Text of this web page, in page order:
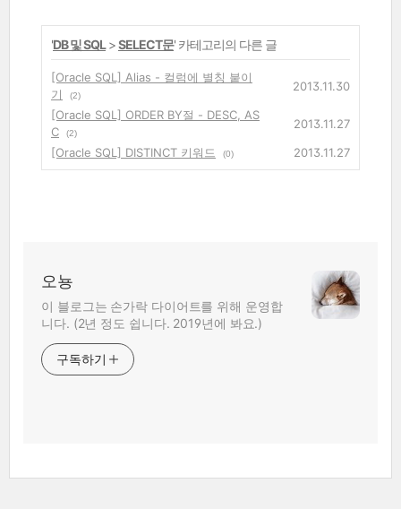
'DB 및 SQL>SELECT문' 카테고리의 다른 글
[Oracle SQL] Alias - 컬럼에 별칭 붙이
기
(2)
2013.11.30
[Oracle SQL] ORDER BY절 - DESC, AS
C
(2)
2013.11.27
[Oracle SQL] DISTINCT 키워드
(0) 2013.11.27
오뇽
이 블로그는 손가락 다이어트를 위해 운영합
니다. (2년 정도 쉽니다. 2019년에 봐요.)
구독하기